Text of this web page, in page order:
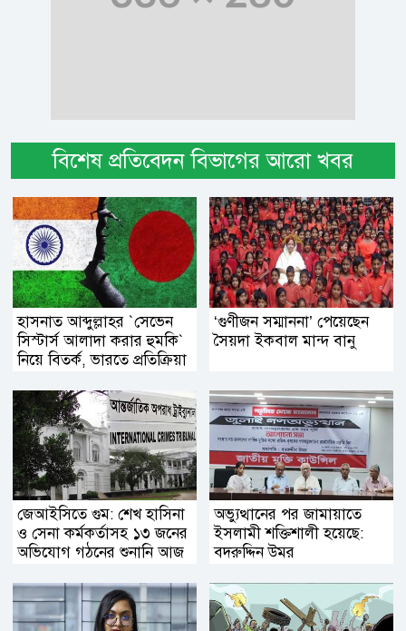
বিশেষ প্রতিবেদন বিভাগের আরো খবর
হাসনাত আব্দুল্লাহর ‍‍`সেভেন
সিস্টার্স আলাদা করার হুমকি‍‍`
নিয়ে বিতর্ক, ভারতে প্রতিক্রিয়া
‘গুণীজন সম্মাননা’ পেয়েছেন
সৈয়দা ইকবাল মান্দ বানু
জেআইসিতে গুম: শেখ হাসিনা
ও সেনা কর্মকর্তাসহ ১৩ জনের
অভিযোগ গঠনের শুনানি আজ
অভ্যুত্থানের পর জামায়াতে
ইসলামী শক্তিশালী হয়েছে:
বদরুদ্দিন উমর